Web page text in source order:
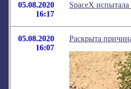
05.08.2020
16:17
SpaceX
05.08.2020
16:07
Раскрыта